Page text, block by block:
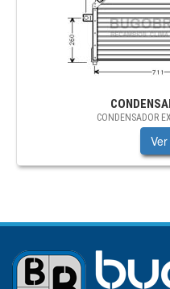
CONDENSADOR